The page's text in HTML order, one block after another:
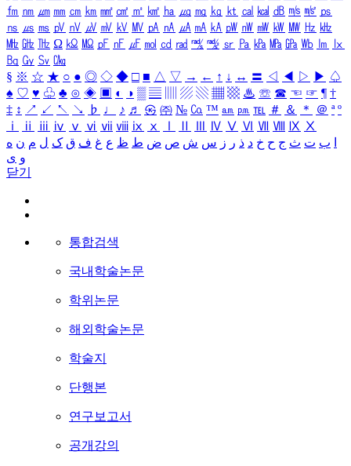
㎙ ㎚ ㎛ ㎜ ㎝ ㎞ ㎟ ㎠ ㎡ ㎢ ㏊ ㎍ ㎎ ㎏ ㏏ ㎈ ㎉ ㏈ ㎧ ㎨ ㎰
㎱ ㎲ ㎳ ㎴ ㎵ ㎶ ㎷ ㎸ ㎹ ㎀ ㎁ ㎂ ㎃ ㎄ ㎺ ㎻ ㎽ ㎾ ㎿ ㎐ ㎑
㎒ ㎓ ㎔ Ω ㏀ ㏁ ㎊ ㎋ ㎌ ㏖ ㏅ ㎭ ㎮ ㎯ ㏛ ㎩ ㎪ ㎫ ㎬ ㏝ ㏐
㏓
㏃ ㏉ ㏜ ㏆
§ ※ ☆ ★ ○ ● ◎ ◇ ◆ □ ■ △ ▽ → ← ↑ ↓ ↔ 〓 ◁ ◀ ▷ ▶ ♤
♠ ♡ ♥ ♧ ♣ ⊙ ◈ ▣ ◐ ◑ ▒ ▤ ▨ ▧ ▦ ▩ ♨ ☏ ☎ ☜ ☞ ¶ †
‡ ↕ ↗ ↙ ↖ ↘ ♭ ♩ ♪ ♬ ㉿ ㈜ № ㏇ ™ ㏂ ㏘ ℡ ＃ ＆ ＊ ＠ ª º
ⅰ
ⅱ ⅲ ⅳ ⅴ ⅵ ⅶ ⅷ ⅸ ⅹ Ⅳ Ⅴ Ⅵ Ⅶ Ⅷ Ⅸ Ⅹ
ب ت ث ج ح خ د ذ ر ز س ش ص ض ط ظ ع غ ف ق ک ل م ن ه
و ی
닫기
통합검색
국내학술논문
학위논문
해외학술논문
학술지
단행본
연구보고서
공개강의